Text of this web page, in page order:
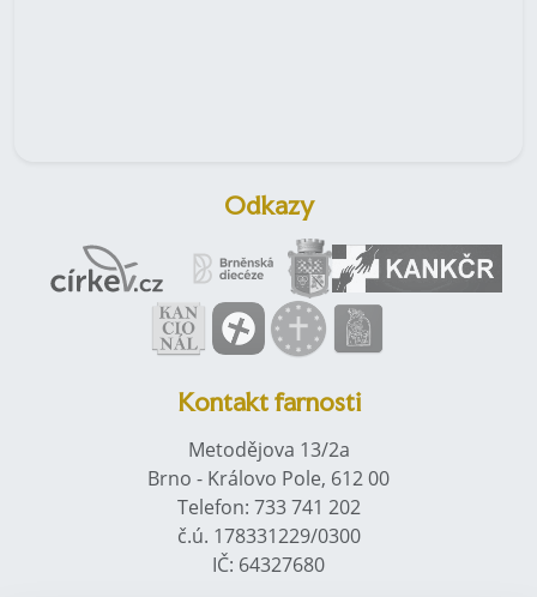
Odkazy
Kontakt farnosti
Metodějova 13/2a
Brno - Královo Pole, 612 00
Telefon: 733 741 202
č.ú. 178331229/0300
IČ: 64327680